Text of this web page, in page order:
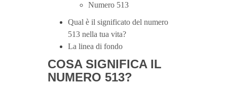
Numero 513
Qual è il significato del numero
513 nella tua vita?
La linea di fondo
COSA SIGNIFICA IL
NUMERO 513?